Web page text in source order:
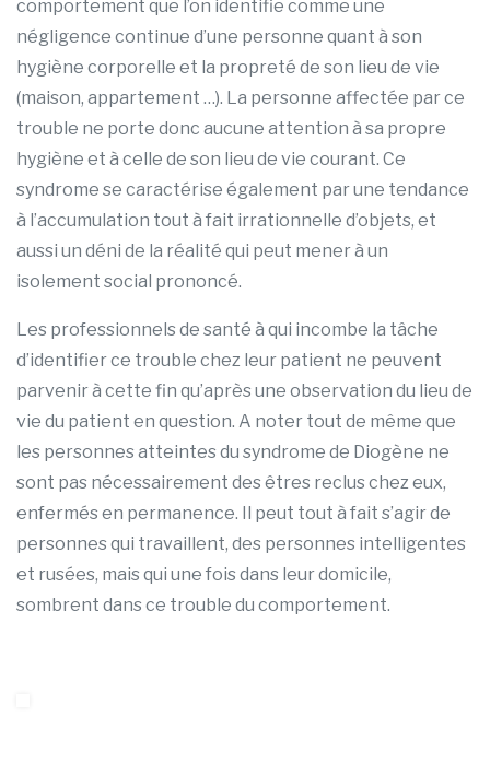
comportement que l’on identifie comme une
négligence continue d’une personne quant à son
hygiène corporelle et la propreté de son lieu de vie
(maison, appartement …). La personne affectée par ce
trouble ne porte donc aucune attention à sa propre
hygiène et à celle de son lieu de vie courant. Ce
syndrome se caractérise également par une tendance
à l’accumulation tout à fait irrationnelle d’objets, et
aussi un déni de la réalité qui peut mener à un
isolement social prononcé.
Les professionnels de santé à qui incombe la tâche
d’identifier ce trouble chez leur patient ne peuvent
parvenir à cette fin qu’après une observation du lieu de
vie du patient en question. A noter tout de même que
les personnes atteintes du syndrome de Diogène ne
sont pas nécessairement des êtres reclus chez eux,
enfermés en permanence. Il peut tout à fait s’agir de
personnes qui travaillent, des personnes intelligentes
et rusées, mais qui une fois dans leur domicile,
sombrent dans ce trouble du comportement.